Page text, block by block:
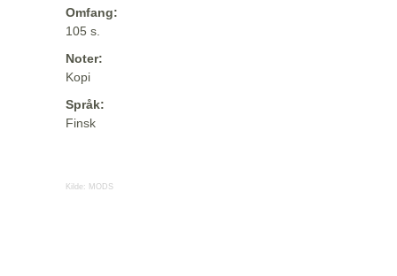
Omfang:
105 s.
Noter:
Kopi
Språk:
Finsk
Kilde: MODS